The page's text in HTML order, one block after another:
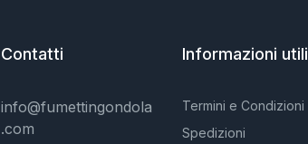
Contatti
info@fumettingondola
.com
Informazioni utili
Termini e Condizioni
Spedizioni